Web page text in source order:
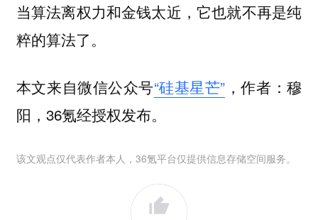
当算法离权力和金钱太近，它也就不再是纯
粹的算法了。
本文来自微信公众号“硅基星芒” ，作者：穆
阳，36氪经授权发布。
该文观点仅代表作者本人，36氪平台仅提供信息存储空间服务。